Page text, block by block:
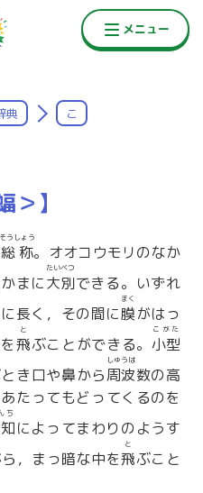
典 こ
＞】
総称
そうしょう
。オオコウモリのなか
まに大別
たいべつ
できる。いずれ
長く，その間に膜
まく
がはっ
飛
と
ぶことができる。 小型
こがた
き口や鼻から周波
しゅうは
数の高
たってもどってくるのを
ち
によってまわりのようす
，まっ暗な中を飛
と
ぶこと